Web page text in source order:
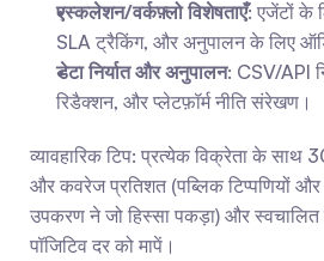
एस्कलेशन/वर्कफ़्लो विशेषताएँ: एजेंटों के
SLA ट्रैकिंग, और अनुपालन के लिए
डेटा निर्यात और अनुपालन: CSV/API
रिडैक्शन, और प्लेटफ़ॉर्म नीति संरेखण।
व्यावहारिक टिप: प्रत्येक विक्रेता के साथ
और कवरेज प्रतिशत (पब्लिक टिप्पणियों
उपकरण ने जो हिस्सा पकड़ा) और
पॉजिटिव दर को मापें।